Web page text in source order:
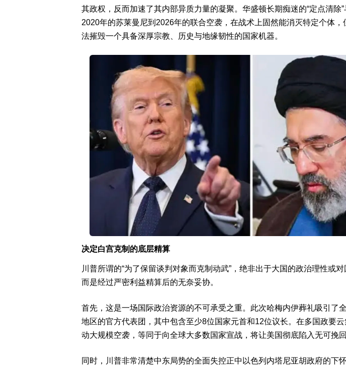
其政权，反而加速了其内部异质力量的凝聚。华盛顿长期痴迷的“定点清除”
2020年的苏莱曼尼到2026年的联合空袭，在战术上固然能消灭特定个体
法摧毁一个具备深厚宗教、历史与地缘韧性的国家机器。
决定白宫克制的底层精算
川普所谓的“为了保留谈判对象而克制动武”，绝非出于大国的政治理性或对
而是经过严密利益精算后的无奈妥协。
首先，这是一场国际政治资源的不可承受之重。此次哈梅内伊葬礼吸引了
地区的官方代表团，其中包含至少8位国家元首和12位议长。在多国政要
动大规模空袭，等同于向全球大多数国家宣战，将让美国彻底陷入无可挽
同时，川普非常清楚中东局势的全面失控正中以色列内塔尼亚胡政府的下